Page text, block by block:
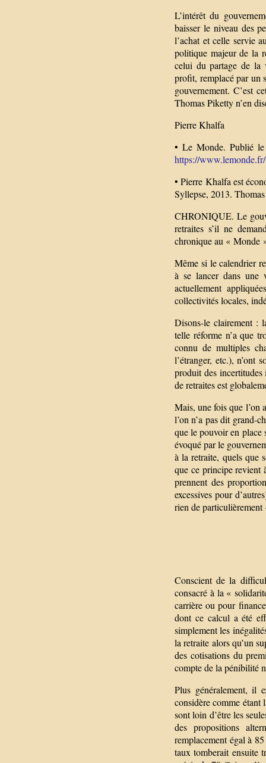
L’intérêt du
baisser le niveau des
l’achat et celle servie
politique majeur de la
celui du partage de la
profit, remplacé par un
gouvernement. C’est
Thomas Piketty n’en
Pierre Khalfa
• Le Monde. Publié
https://
• Pierre Khalfa est
Syllepse, 2013.
CHRONIQUE. Le
retraites s’il ne
chronique au « Monde
Même si le calendrier
à se lancer dans une
actuellement
collectivités locales,
Disons-le clairement :
telle réforme n’a que
connu de multiples
l’étranger, etc.), n’ont
produit des incertitudes
de retraites est
Mais, une fois que l’on
l’on n’a pas dit grand-
que le pouvoir en place
évoqué par le
à la retraite, quels que
que ce principe revient
prennent des
excessives pour
rien de particulièrement
Conscient de la
consacré à la «
carrière ou pour
dont ce calcul a été
simplement les
la retraite alors qu’un
des cotisations du
compte de la pénibilité
Plus généralement, il
considère comme étant
sont loin d’être les
des propositions
remplacement égal à
taux tomberait ensuite